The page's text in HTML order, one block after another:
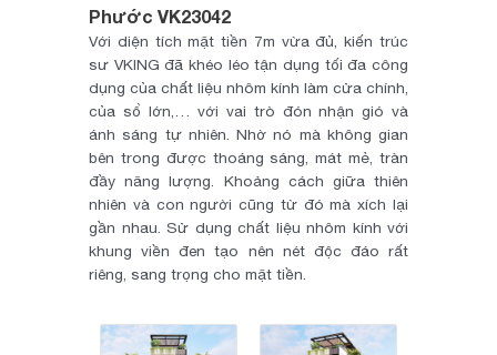
Phước VK23042
Với diện tích mặt tiền 7m vừa đủ, kiến trúc
sư VKING đã khéo léo tận dụng tối đa công
dụng của chất liệu nhôm kính làm cửa chính,
của sổ lớn,… với vai trò đón nhận gió và
ánh sáng tự nhiên. Nhờ nó mà không gian
bên trong được thoáng sáng, mát mẻ, tràn
đầy năng lượng. Khoảng cách giữa thiên
nhiên và con người cũng từ đó mà xích lại
gần nhau. Sử dụng chất liệu nhôm kính với
khung viền đen tạo nên nét độc đáo rất
riêng, sang trọng cho mặt tiền.